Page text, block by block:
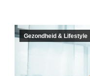
Gezondheid & Lifestyle